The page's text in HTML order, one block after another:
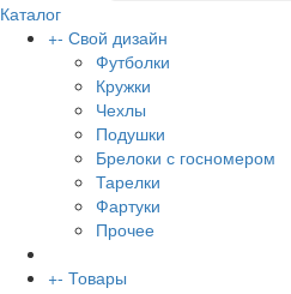
Каталог
+- Свой дизайн
Футболки
Кружки
Чехлы
Подушки
Брелоки с госномером
Тарелки
Фартуки
Прочее
+- Товары